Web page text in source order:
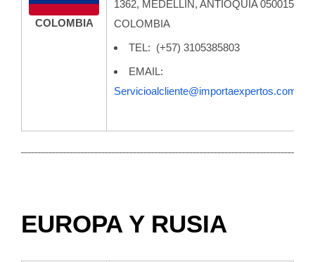
COLOMBIA
1362, MEDELLÍN, ANTIOQUIA 050015,
COLOMBIA
TEL: (+57) 3105385803
EMAIL:
Servicioalcliente@importaexpertos.com
EUROPA Y RUSIA